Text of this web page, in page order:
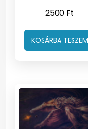
2500 Ft
KOSÁRBA TESZEM